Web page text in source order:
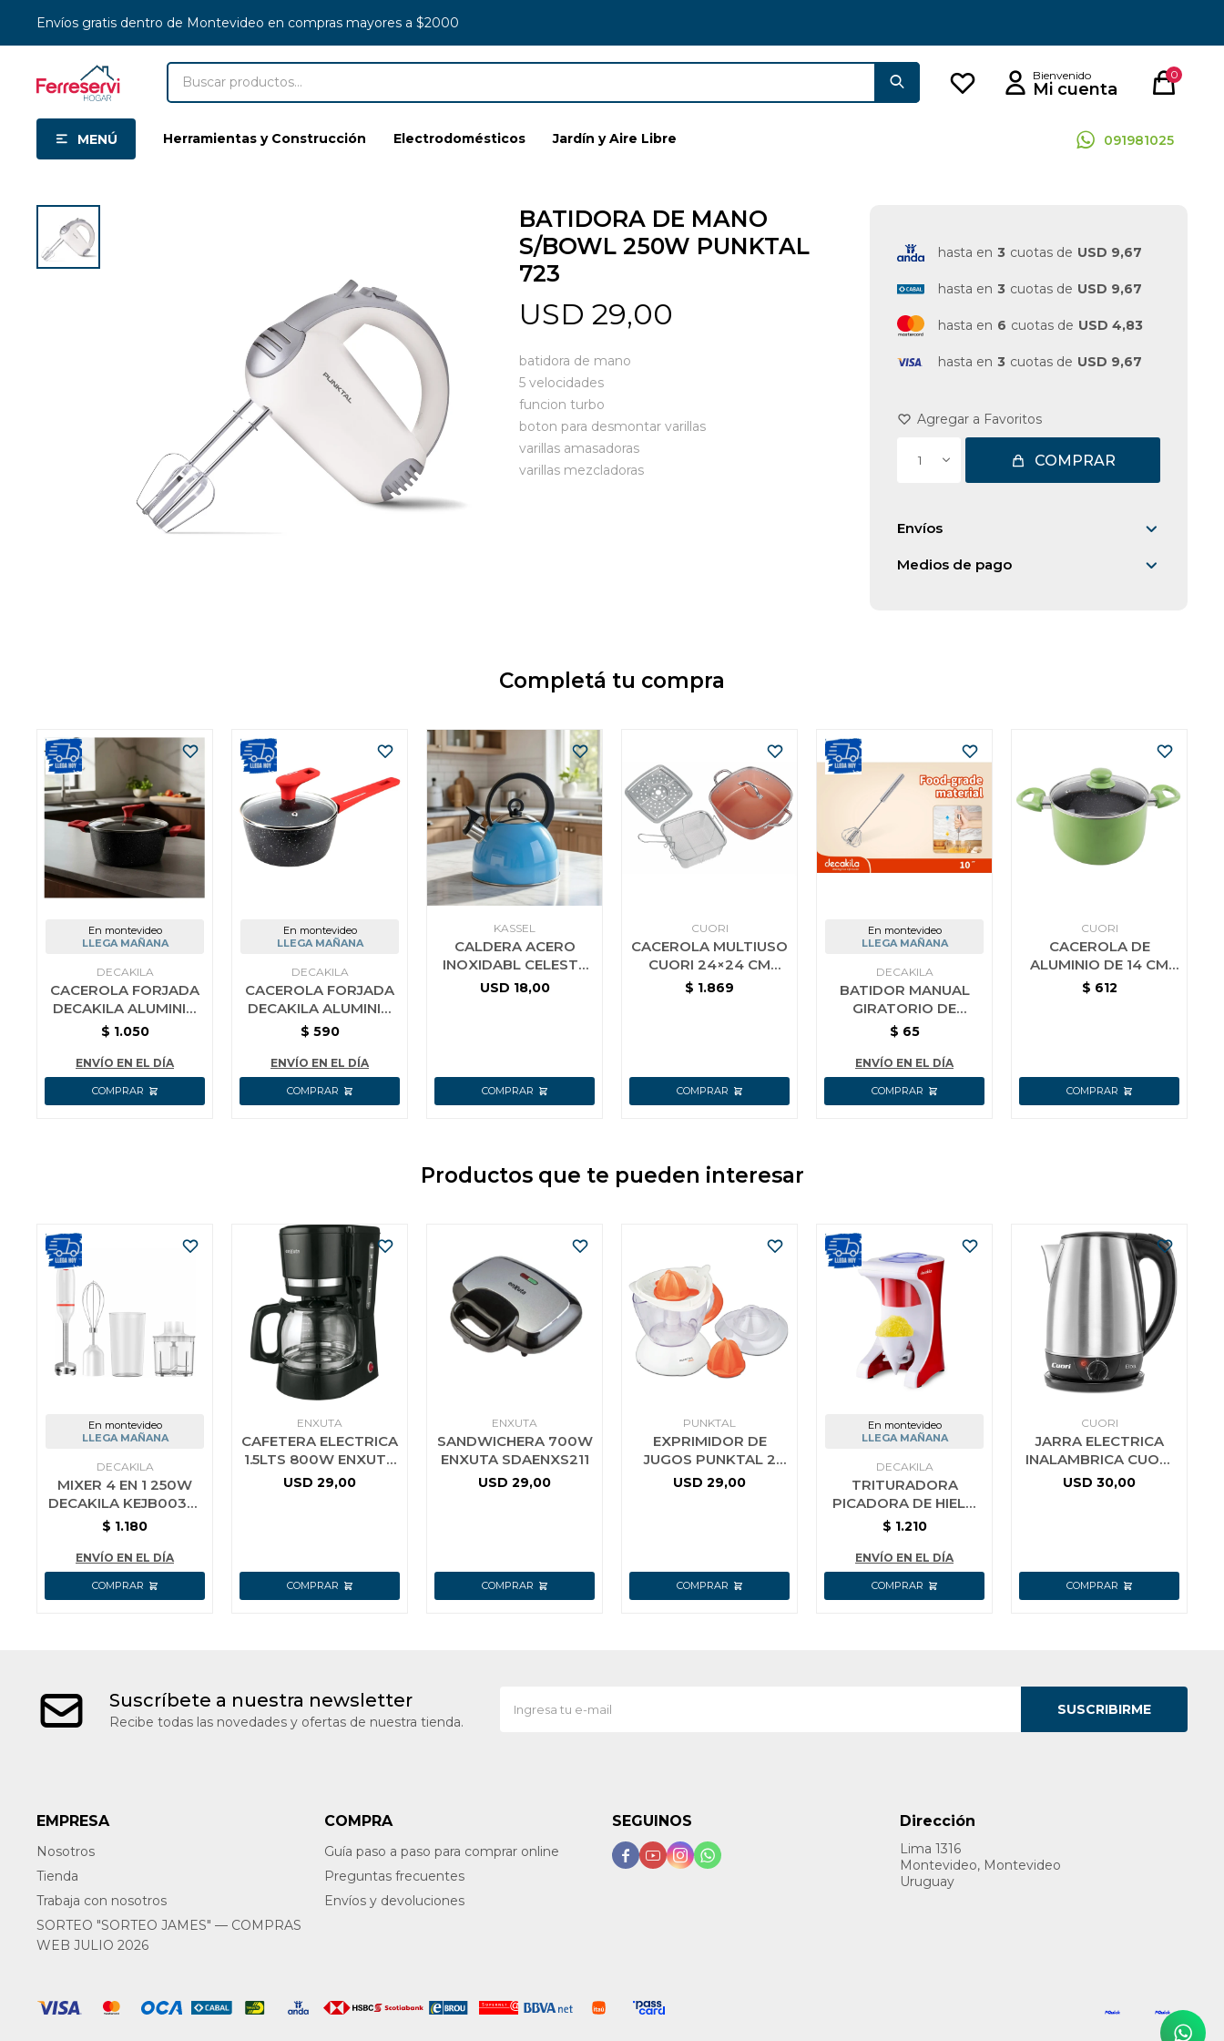
MENÚ Herramientas y Construcción Electrodomésticos Jardín y Aire Libre 091981025
0
Envíos gratis dentro de Montevideo en compras mayores a $2000
BATIDORA DE MANO
S/BOWL 250W PUNKTAL
723
USD 29,00
batidora de mano
5 velocidades
funcion turbo
boton para desmontar varillas
varillas amasadoras
varillas mezcladoras
hasta en 3 cuotas de USD 9,67
hasta en 3 cuotas de USD 9,67
hasta en 6 cuotas de USD 4,83
hasta en 3 cuotas de USD 9,67
1 COMPRAR
Envíos
Medios de pago
Completá tu compra
En montevideo
LLEGA MAÑANA
DECAKILA
CACEROLA FORJADA
DECAKILA ALUMINIO
DOBLE AGARRE 24CM
$ 1.050
ENVÍO EN EL DÍA
En montevideo
LLEGA MAÑANA
DECAKILA
CACEROLA FORJADA
DECAKILA ALUMINIO
16 CM
$ 590
ENVÍO EN EL DÍA
KASSEL
CALDERA ACERO
INOXIDABL CELESTE
3L KASSEL
USD 18,00
CUORI
CACEROLA MULTIUSO
CUORI 24×24 CM
MULTICHEF
$ 1.869
En montevideo
LLEGA MAÑANA
DECAKILA
BATIDOR MANUAL
GIRATORIO DE
COCINA AC INOX
$ 65
ENVÍO EN EL DÍA
CUORI
CACEROLA DE
ALUMINIO DE 14 CM
CON INTERIOR
$ 612
Productos que te pueden interesar
En montevideo
LLEGA MAÑANA
DECAKILA
MIXER 4 EN 1 250W
DECAKILA KEJB003W
BATIDORA
PICADORA
$ 1.180
ENVÍO EN EL DÍA
ENXUTA
CAFETERA ELECTRICA
1.5LTS 800W ENXUTA
SDAENXC215
USD 29,00
ENXUTA
SANDWICHERA 700W
ENXUTA SDAENXS211
USD 29,00
PUNKTAL
EXPRIMIDOR DE
JUGOS PUNKTAL 2
CONOS 40W DOBLE
USD 29,00
En montevideo
LLEGA MAÑANA
DECAKILA
TRITURADORA
PICADORA DE HIELO
DECAKILA KEJB040R
$ 1.210
ENVÍO EN EL DÍA
CUORI
JARRA ELECTRICA
INALAMBRICA CUORI
ELBA 1.8 LTS
USD 30,00
Suscríbete a nuestra newsletter
Recibe todas las novedades y ofertas de nuestra tienda.
SUSCRIBIRME
EMPRESA
Nosotros
Tienda
Trabaja con nosotros
SORTEO "SORTEO JAMES" — COMPRAS
WEB JULIO 2026
COMPRA
Guía paso a paso para comprar online
Preguntas frecuentes
Envíos y devoluciones
Dirección
Lima 1316
Montevideo, Montevideo
Uruguay
SEGUINOS
   